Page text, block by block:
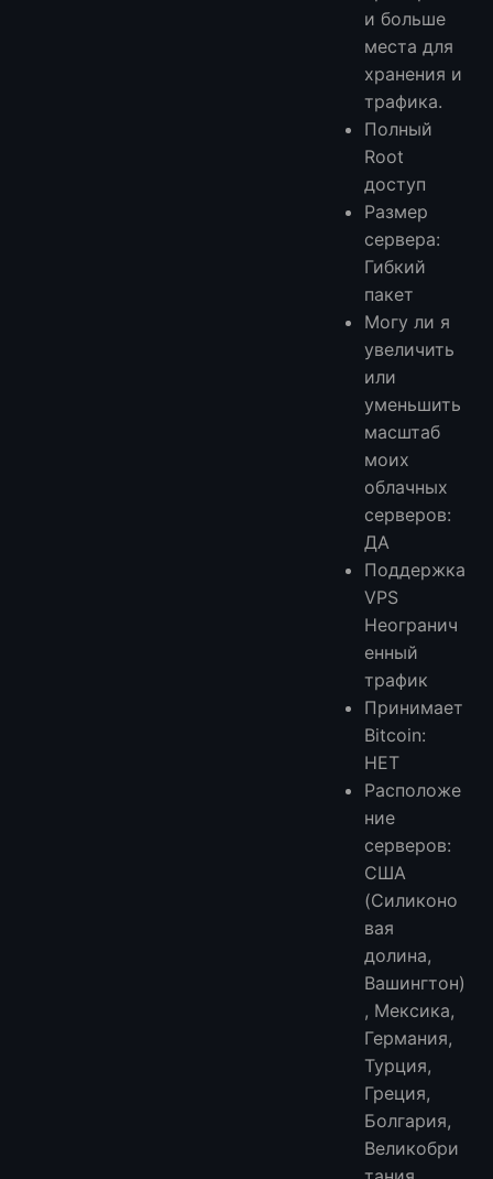
и больше
места для
хранения и
трафика.
Полный
Root
доступ
Размер
сервера:
Гибкий
пакет
Могу ли я
увеличить
или
уменьшить
масштаб
моих
облачных
серверов:
ДА
Поддержка
VPS
Неогранич
енный
трафик
Принимает
Bitcoin:
НЕТ
Расположе
ние
серверов:
США
(Силиконо
вая
долина,
Вашингтон)
, Мексика,
Германия,
Турция,
Греция,
Болгария,
Великобри